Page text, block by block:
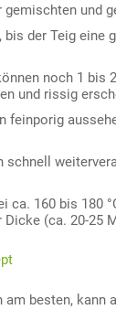
und
bis der Teig
noch 1 bis
und rissig
feinporig
schnell
ca. 160 bis 180
(ca. 20-25
besten, kann